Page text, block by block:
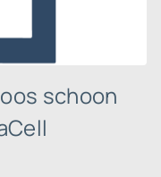
schoon